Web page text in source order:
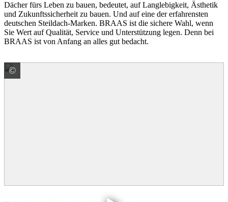
Dächer fürs Leben zu bauen, bedeutet, auf Langlebigkeit, Ästhetik
und Zukunftssicherheit zu bauen. Und auf eine der erfahrensten
deutschen Steildach-Marken. BRAAS ist die sichere Wahl, wenn
Sie Wert auf Qualität, Service und Unterstützung legen. Denn bei
BRAAS ist von Anfang an alles gut bedacht.
©